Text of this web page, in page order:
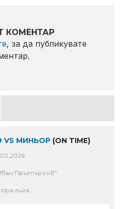
КОМЕНТАР
, за да публикувате
VS МИНЬОР (ON TIME)
Притъргов"
лига